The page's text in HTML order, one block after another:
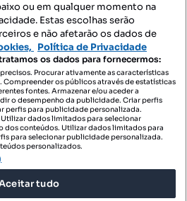
SIGA-NOS:
NA:
ou em qualquer momento na
Estas escolhas serão
e não afetarão os dados de
Política de Privacidade
os dados para fornecermos:
Procurar ativamente as características
os públicos através de estatísticas
fontes. Armazenar e/ou aceder a
o desempenho da publicidade. Criar perfis
perfis para publicidade personalizada.
dados limitados para selecionar
dos conteúdos. Utilizar dados limitados para
para selecionar publicidade personalizada.
personalizados.
tudo